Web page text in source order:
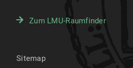
Zum LMU-Raumfinder
Sitemap